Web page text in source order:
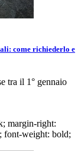
come richiederlo e
tra il 1° gennaio
margin-right:
font-weight: bold;